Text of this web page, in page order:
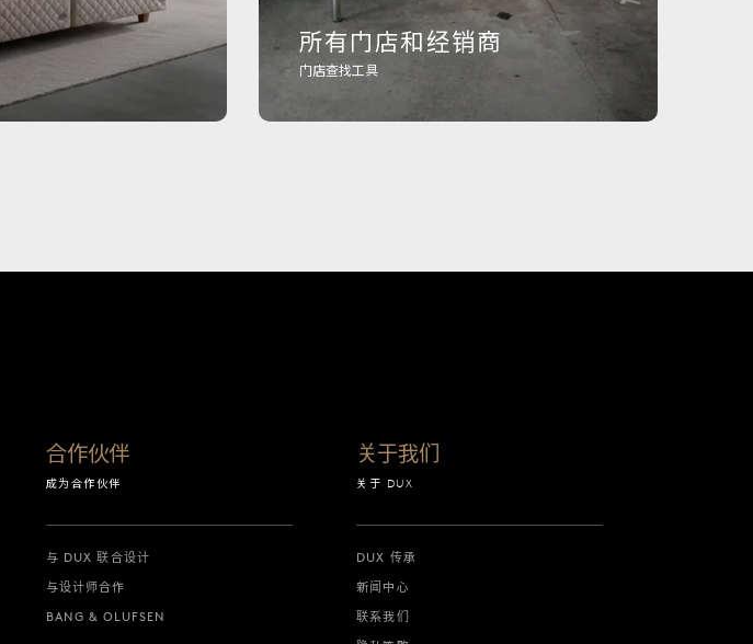
所有门店和经销商
门店查找工具
合作伙伴
成为合作伙伴
与 DUX 联合设计
与设计师合作
BANG & OLUFSEN
关于我们
关于 DUX
DUX 传承
新闻中心
联系我们